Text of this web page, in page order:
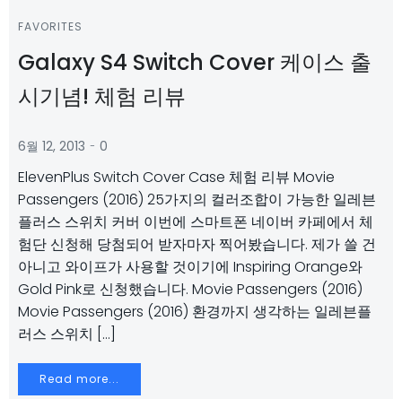
FAVORITES
Galaxy S4 Switch Cover 케이스 출
시기념! 체험 리뷰
6월 12, 2013 - 0
ElevenPlus Switch Cover Case 체험 리뷰 Movie
Passengers (2016) 25가지의 컬러조합이 가능한 일레븐
플러스 스위치 커버 이번에 스마트폰 네이버 카페에서 체
험단 신청해 당첨되어 받자마자 찍어봤습니다. 제가 쓸 건
아니고 와이프가 사용할 것이기에 Inspiring Orange와
Gold Pink로 신청했습니다. Movie Passengers (2016)
Movie Passengers (2016) 환경까지 생각하는 일레븐플
러스 스위치 […]
Read more...